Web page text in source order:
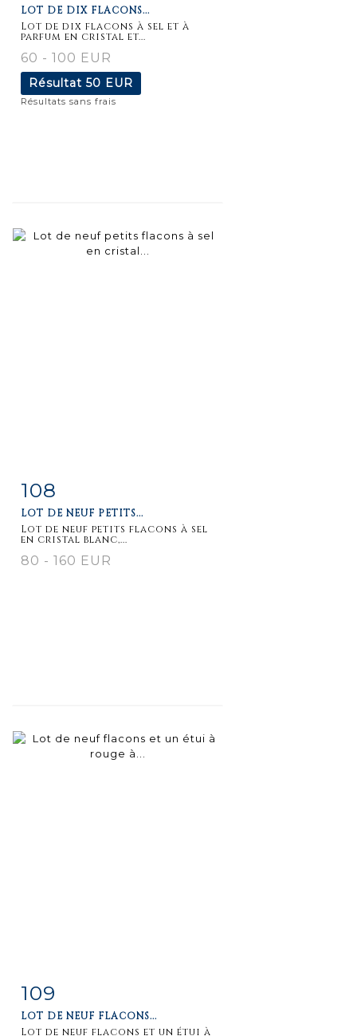
LOT DE DIX FLACONS...
Lot de dix flacons à sel et à
parfum en cristal et...
60 - 100 EUR
Résultat 50 EUR
Résultats sans frais
Fiche
108
LOT DE NEUF PETITS...
Lot de neuf petits flacons à sel
en cristal blanc,...
80 - 160 EUR
Fiche
109
LOT DE NEUF FLACONS...
Lot de neuf flacons et un étui à